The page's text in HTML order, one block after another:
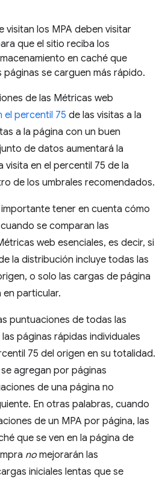
visitan los MPA deben visitar
que el sitio reciba los
en caché que
páginas se carguen más rápido.
de las Métricas web
el percentil 75 de las visitas a la
a la página con un buen
de datos aumentará la
en el percentil 75 de la
de los umbrales recomendados.
tener en cuenta cómo
se comparan las
web esenciales, es decir, si
la distribución incluye todas las
o solo las cargas de página
en particular.
puntuaciones de todas las
páginas rápidas individuales
75 del origen en su totalidad.
agregan por páginas
de una página no
En otras palabras, cuando
de un MPA por página, las
que se ven en la página de
no mejorarán las
iniciales lentas que se